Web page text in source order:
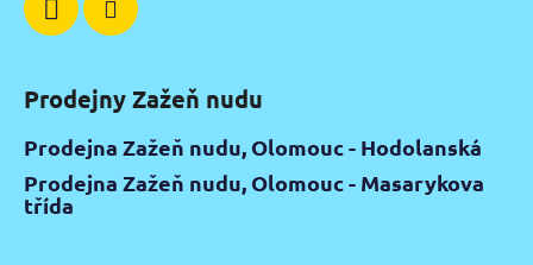
Prodejny Zažeň nudu
Prodejna Zažeň nudu, Olomouc - Hodolanská
Prodejna Zažeň nudu, Olomouc - Masarykova
třída